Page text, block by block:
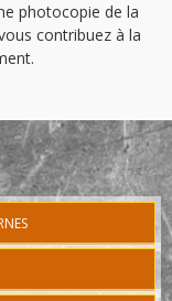
photocopie de la
contribuez à la